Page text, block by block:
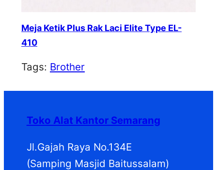
Meja Ketik Plus Rak Laci Elite Type EL-
410
Tags: Brother
Toko Alat Kantor Semarang
Jl.Gajah Raya No.134E
(Samping Masjid Baitussalam)